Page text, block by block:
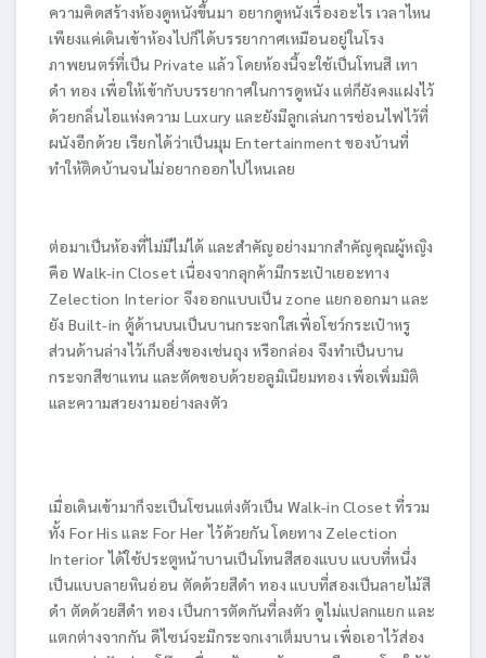
ความคิดสร้างห้องดูหนังขึ้นมา อยากดูหนังเรื่องอะไร เวลาไหน
เพียงแค่เดินเข้าห้องไปก็ได้บรรยากาศเหมือนอยู่ในโรง
ภาพยนตร์ที่เป็น Private แล้ว โดยห้องนี้จะใช้เป็นโทนสี เทา
ดำ ทอง เพื่อให้เข้ากับบรรยากาศในการดูหนัง แต่ก็ยังคงแฝงไว้
ด้วยกลิ่นไอแห่งความ Luxury และยังมีลูกเล่นการซ่อนไฟไว้ที่
ผนังอีกด้วย เรียกได้ว่าเป็นมุม Entertainment ของบ้านที่
ทำให้ติดบ้านจนไม่อยากออกไปไหนเลย
ต่อมาเป็นห้องที่ไม่มีไม่ได้ และสำคัญอย่างมากสำคัญคุณผู้หญิง
คือ Walk-in Closet เนื่องจากลุกค้ามีกระเป๋าเยอะทาง
Zelection Interior จึงออกแบบเป็น zone แยกออกมา และ
ยัง Built-in ตู้ด้านบนเป็นบานกระจกใสเพื่อโชว์กระเป๋าหรู
ส่วนด้านล่างไว้เก็บสิ่งของเช่นถุง หรือกล่อง จึงทำเป็นบาน
กระจกสีชาแทน และตัดขอบด้วยอลูมิเนียมทอง เพื่อเพิ่มมิติ
และความสวยงามอย่างลงตัว
เมื่อเดินเข้ามาก็จะเป็นโซนแต่งตัวเป็น Walk-in Closet ที่รวม
ทั้ง For His และ For Her ไว้ด้วยกัน โดยทาง Zelection
Interior ได้ใช้ประตูหน้าบานเป็นโทนสีสองแบบ แบบที่หนึ่ง
เป็นแบบลายหินอ่อน ตัดด้วยสีดำ ทอง แบบที่สองเป็นลายไม้สี
ดำ ตัดด้วยสีดำ ทอง เป็นการตัดกันที่ลงตัว ดูไม่แปลกแยก และ
แตกต่างจากกัน ดีไซน์จะมีกระจกเงาเต็มบาน เพื่อเอาไว้ส่อง